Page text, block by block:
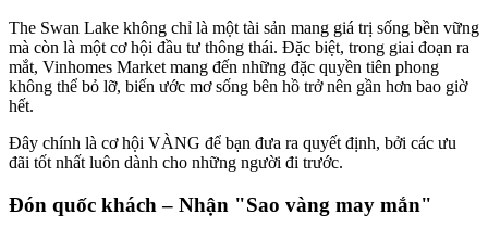
The Swan Lake không chỉ là một tài sản mang giá trị sống bền vững
mà còn là một cơ hội đầu tư thông thái. Đặc biệt, trong giai đoạn ra
mắt, Vinhomes Market mang đến những đặc quyền tiên phong
không thể bỏ lỡ, biến ước mơ sống bên hồ trở nên gần hơn bao giờ
hết.
Đây chính là cơ hội VÀNG để bạn đưa ra quyết định, bởi các ưu
đãi tốt nhất luôn dành cho những người đi trước.
Đón quốc khách – Nhận "Sao vàng may mắn"